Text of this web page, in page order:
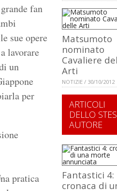
fan
sue opere
lavorare
un
per
pratica
Matsumoto
nominato
Cavaliere
Arti
NOTIZIE / 30/10/2012
ARTICOLI
DELLO
AUTORE
Fantastici 4:
cronaca di